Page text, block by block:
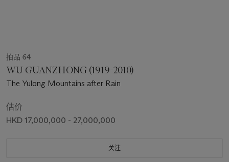
拍品 64
WU GUANZHONG (1919-2010)
The Yulong Mountains after Rain
估价
HKD 17,000,000 - 27,000,000
关注